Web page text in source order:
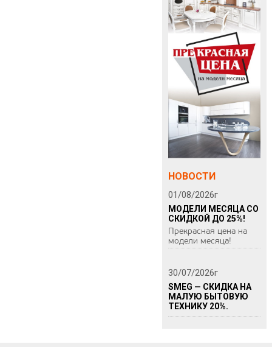
НОВОСТИ
01/08/2026г
МОДЕЛИ МЕСЯЦА СО
СКИДКОЙ ДО 25%!
Прекрасная цена на
модели месяца!
30/07/2026г
SMEG — СКИДКА НА
МАЛУЮ БЫТОВУЮ
ТЕХНИКУ 20%.